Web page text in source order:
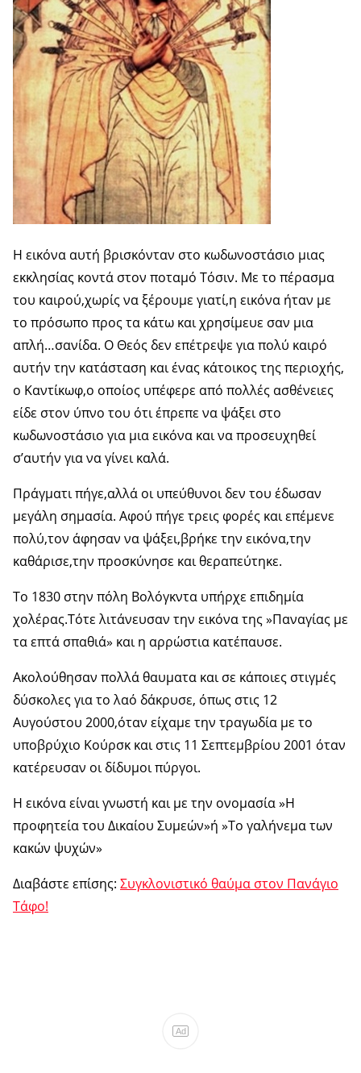
Η εικόνα αυτή βρισκόνταν στο κωδωνοστάσιο μιας
εκκλησίας κοντά στον ποταμό Τόσιν. Με το πέρασμα
του καιρού,χωρίς να ξέρουμε γιατί,η εικόνα ήταν με
το πρόσωπο προς τα κάτω και χρησίμευε σαν μια
απλή…σανίδα. Ο Θεός δεν επέτρεψε για πολύ καιρό
αυτήν την κατάσταση και ένας κάτοικος της περιοχής,
ο Καντίκωφ,ο οποίος υπέφερε από πολλές ασθένειες
είδε στον ύπνο του ότι έπρεπε να ψάξει στο
κωδωνοστάσιο για μια εικόνα και να προσευχηθεί
σ’αυτήν για να γίνει καλά.
Πράγματι πήγε,αλλά οι υπεύθυνοι δεν του έδωσαν
μεγάλη σημασία. Αφού πήγε τρεις φορές και επέμενε
πολύ,τον άφησαν να ψάξει,βρήκε την εικόνα,την
καθάρισε,την προσκύνησε και θεραπεύτηκε.
Το 1830 στην πόλη Βολόγκντα υπήρχε επιδημία
χολέρας.Τότε λιτάνευσαν την εικόνα της »Παναγίας με
τα επτά σπαθιά» και η αρρώστια κατέπαυσε.
Ακολούθησαν πολλά θαυματα και σε κάποιες στιγμές
δύσκολες για το λαό δάκρυσε, όπως στις 12
Αυγούστου 2000,όταν είχαμε την τραγωδία με το
υποβρύχιο Κούρσκ και στις 11 Σεπτεμβρίου 2001 όταν
κατέρευσαν οι δίδυμοι πύργοι.
Η εικόνα είναι γνωστή και με την ονομασία »Η
προφητεία του Δικαίου Συμεών»ή »Το γαλήνεμα των
κακών ψυχών»
Διαβάστε επίσης: Συγκλονιστικό θαύμα στον Πανάγιο
Τάφο!
Ad